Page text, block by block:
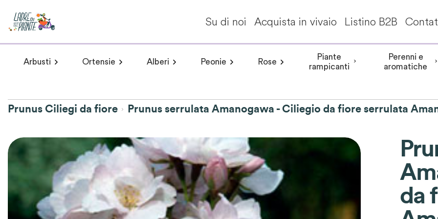
Su di noi Acquista in vivaio Listino B2B
ArbustiArbusti a fioritura primaverileArbusti a fioritura invernale
Conifere Piante da interni - Piante da
Arbusti a
OrtensieHydrangea arborescensHydrangea aspera Hydrangea involucrataHydrangea
Alberi Plumeria Frangipane pomeliaAceri giapponesi Alberi per climi miti
PeoniePeonia arbustiva Peonia Erbacea Peonia Itoh
Rose Rosa rampicante Rosa cespuglio
Piante
rampicanti
Akebia Aristolochia
Perenni e
aromatiche
Prunus Ciliegi da fiore Prunus serrulata Amanogawa - Ciliegio da fiore serrulata
da